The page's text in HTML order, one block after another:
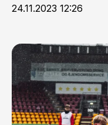
24.11.2023 12:26